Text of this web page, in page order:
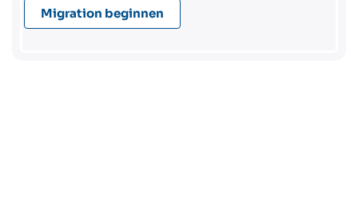
Migration beginnen